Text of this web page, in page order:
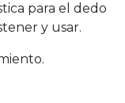
para el dedo
y usar.